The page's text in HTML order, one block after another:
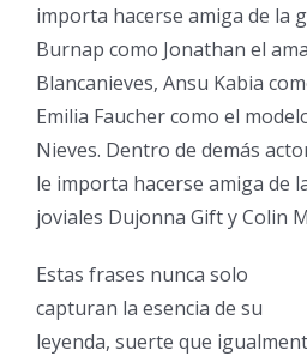
importa hacerse amiga de la
Burnap como Jonathan el
Blancanieves, Ansu Kabia
Emilia Faucher como el
Nieves. Dentro de demás
le importa hacerse amiga de
joviales Dujonna Gift y Colin
Estas frases nunca solo
capturan la esencia de su
leyenda, suerte que